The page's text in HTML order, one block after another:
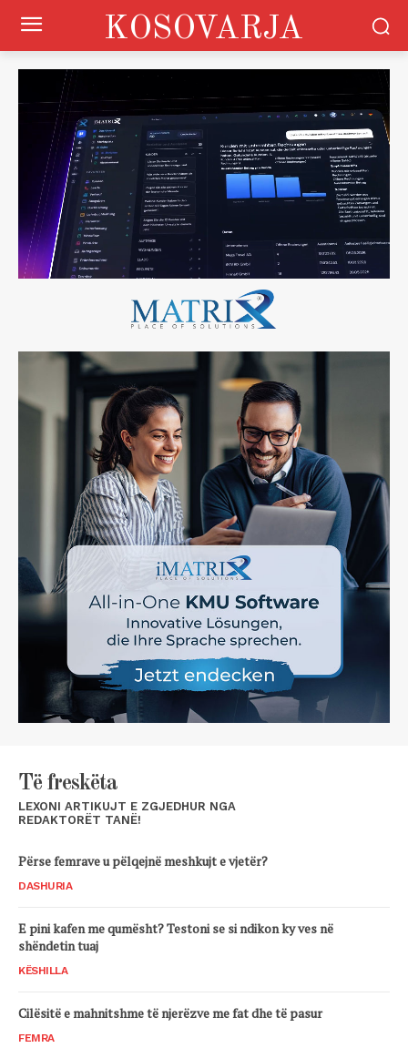
KOSOVARJA
Të freskëta
LEXONI ARTIKUJT E ZGJEDHUR NGA
REDAKTORËT TANË!
Përse femrave u pëlqejnë meshkujt e vjetër?
DASHURIA
E pini kafen me qumësht? Testoni se si ndikon ky ves në
shëndetin tuaj
KËSHILLA
Cilësitë e mahnitshme të njerëzve me fat dhe të pasur
FEMRA